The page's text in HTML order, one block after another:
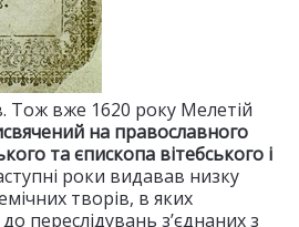
Тож вже 1620 року Мелетій
на православного
та єпископа вітебського і
роки видавав низку
творів, в яких
переслідувань з’єднаних з